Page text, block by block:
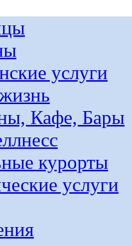
услуги
Кафе, Бары
курорты
услуги